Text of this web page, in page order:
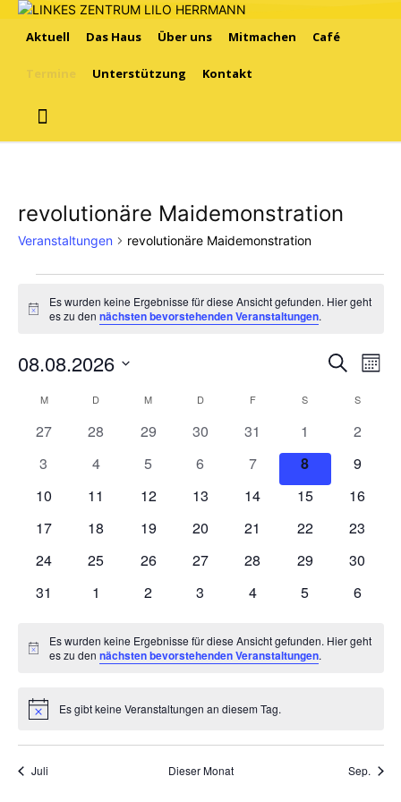
Aktuell Das Haus Über uns Mitmachen Café
Unterstützung Kontakt
revolutionäre Maidemonstration
Veranstaltungen revolutionäre Maidemonstration
Veranstaltungen
Hinweis
Es wurden keine Ergebnisse für diese Ansicht gefunden. Hier geht
es zu dennächsten bevorstehenden Veranstaltungen.
Suche
und
Suche
08.08.2026
wählen.
Kalender
von
Veranstaltungen
MMONTAG D DIENSTAGM MITTWOCH
DDONNERSTAG
FFREITAG S SAMSTAGS
0
27
0
28
0
29
0
Veranstaltungen
30
0
Veranstaltungen
31
0
1
0
2
0
3
0
4
0
5
0
Veranstaltungen
6
0
Veranstaltungen
7
0
8
0
9
0
10
0
11
0
12
0
13
0
14
0
15
0
16
0
17
0
18
0
19
0
20
0
21
0
22
0
23
0
24
0
25
0
26
0
27
0
28
0
29
0
30
0
31
0
1
0
2
0
3
0
4
0
5
0
6
Hinweis
Es wurden keine Ergebnisse für diese Ansicht gefunden. Hier geht
es zu dennächsten bevorstehenden Veranstaltungen.
HinweisEs gibt keine Veranstaltungen an diesem Tag.
Juli Dieser Monat Sep.